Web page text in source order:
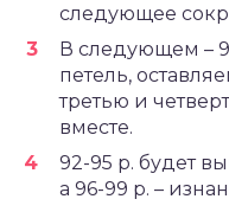
следующее
В следующем –
петель,
третью и
вместе.
92-95 р. будет
а 96-99 р. –